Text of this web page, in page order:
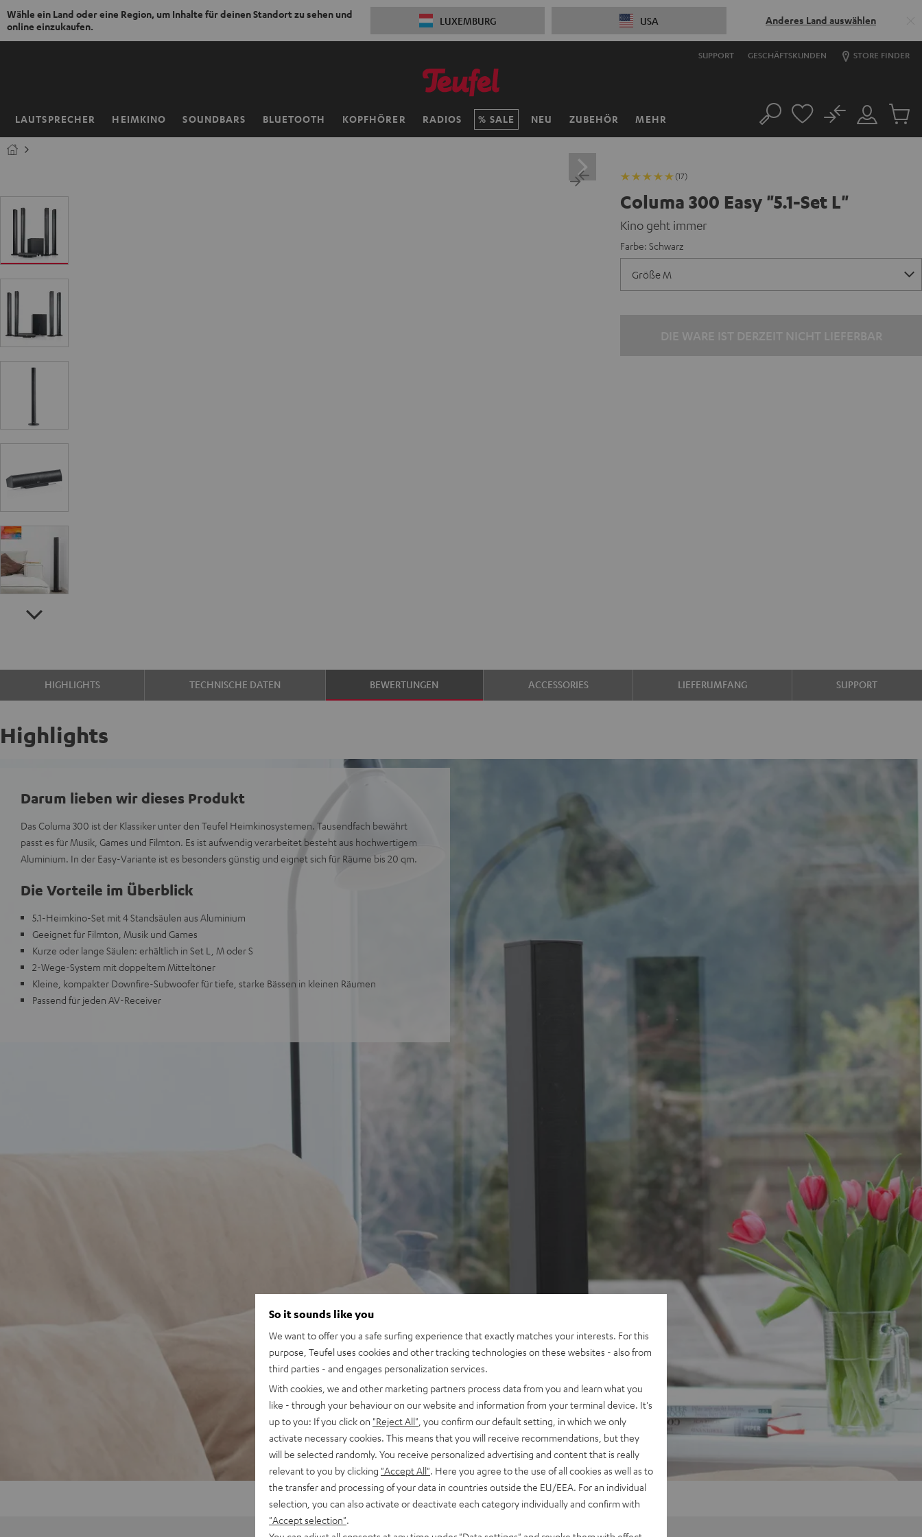
Wähle ein Land oder eine Region, um Inhalte für deinen Standort zu sehen und
online einzukaufen.
LUXEMBURG USA Anderes Land auswählen
ZUM
SUPPORT GESCHÄFTSKUNDEN STORE FINDER
LAUTSPRECHER HEIMKINO SOUNDBARS BLUETOOTH KOPFHÖRER RADIOS SALE NEU ZUBEHÖR MEHR
Startseite Suche
Mein
Konto
No
Artikel
(17)
Columa 300 Easy "5.1-Set L"
Kino geht immer
Farbe: Schwarz
HIGHLIGHTS TECHNISCHE DATEN BEWERTUNGEN ACCESSORIES LIEFERUMFANG SUPPORT
Highlights
Darum lieben wir dieses Produkt
Das Columa 300 ist der Klassiker unter den Teufel Heimkinosystemen. Tausendfach bewährt
passt es für Musik, Games und Filmton. Es ist aufwendig verarbeitet besteht aus hochwertigem
Aluminium. In der Easy-Variante ist es besonders günstig und eignet sich für Räume bis 20 qm.
Die Vorteile im Überblick
5.1-Heimkino-Set mit 4 Standsäulen aus Aluminium
Geeignet für Filmton, Musik und Games
Kurze oder lange Säulen: erhältlich in Set L, M oder S
2-Wege-System mit doppeltem Mitteltöner
Kleine, kompakter Downfire-Subwoofer für tiefe, starke Bässen in kleinen Räumen
Passend für jeden AV-Receiver
So it sounds like you
We want to offer you a safe surfing experience that exactly matches your interests. For this
purpose, Teufel uses cookies and other tracking technologies on these websites - also from
third parties - and engages personalization services.
With cookies, we and other marketing partners process data from you and learn what you
like - through your behaviour on our website and information from your terminal device. It's
up to you: If you click on "Reject All" , you confirm our default setting, in which we only
activate necessary cookies. This means that you will receive recommendations, but they
will be selected randomly. You receive personalized advertising and content that is really
relevant to you by clicking "Accept All" . Here you agree to the use of all cookies as well as to
the transfer and processing of your data in countries outside the EU/EEA. For an individual
selection, you can also activate or deactivate each category individually and confirm with
"Accept selection"